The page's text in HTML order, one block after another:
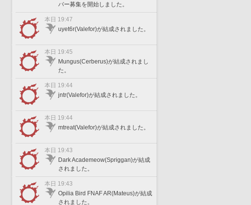
バー募集を開始しました。
本日 19:47
uyet6r(Valefor)が結成されました。
本日 19:45
Mungus(Cerberus)が結成されまし
た。
本日 19:44
jntr(Valefor)が結成されました。
本日 19:44
mtreat(Valefor)が結成されました。
本日 19:43
Dark Academeow(Spriggan)が結成
されました。
本日 19:43
Opilia Bird FNAF AR(Mateus)が結成
されました。